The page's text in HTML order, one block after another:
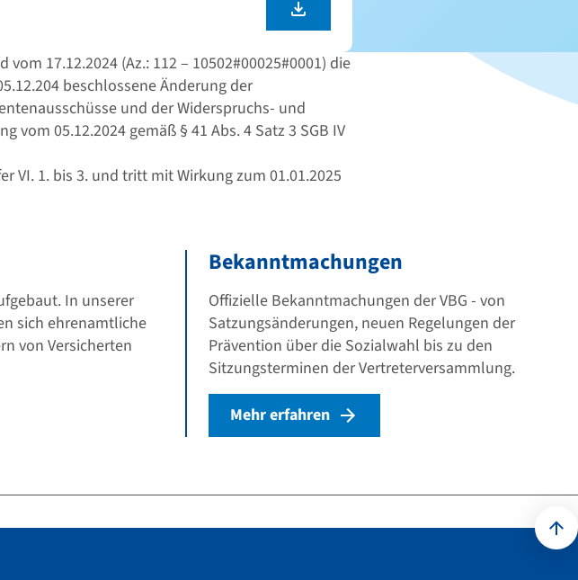
17.12.2024 (Az.: 112 – 10502#00025#0001) die
beschlossene Änderung der
und der Widerspruchs- und
vom 05.12.2024 gemäß § 41 Abs. 4 Satz 3 SGB IV
VI. 1. bis 3. und tritt mit Wirkung zum 01.01.2025
In unserer
sich ehrenamtliche
von Versicherten
Bekanntmachungen
Offizielle Bekanntmachungen der VBG - von
Satzungsänderungen, neuen Regelungen der
Prävention über die Sozialwahl bis zu den
Sitzungsterminen der Vertreterversammlung.
Mehr erfahren